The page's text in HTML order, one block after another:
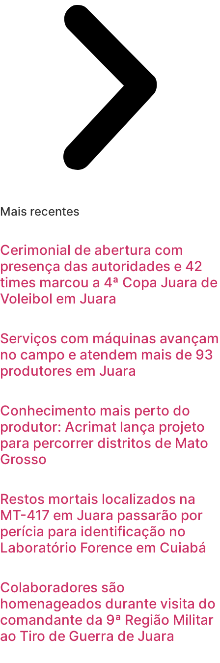
Mais recentes
Cerimonial de abertura com
presença das autoridades e 42
times marcou a 4ª Copa Juara de
Voleibol em Juara
Serviços com máquinas avançam
no campo e atendem mais de 93
produtores em Juara
Conhecimento mais perto do
produtor: Acrimat lança projeto
para percorrer distritos de Mato
Grosso
Restos mortais localizados na
MT-417 em Juara passarão por
perícia para identificação no
Laboratório Forence em Cuiabá
Colaboradores são
homenageados durante visita do
comandante da 9ª Região Militar
ao Tiro de Guerra de Juara